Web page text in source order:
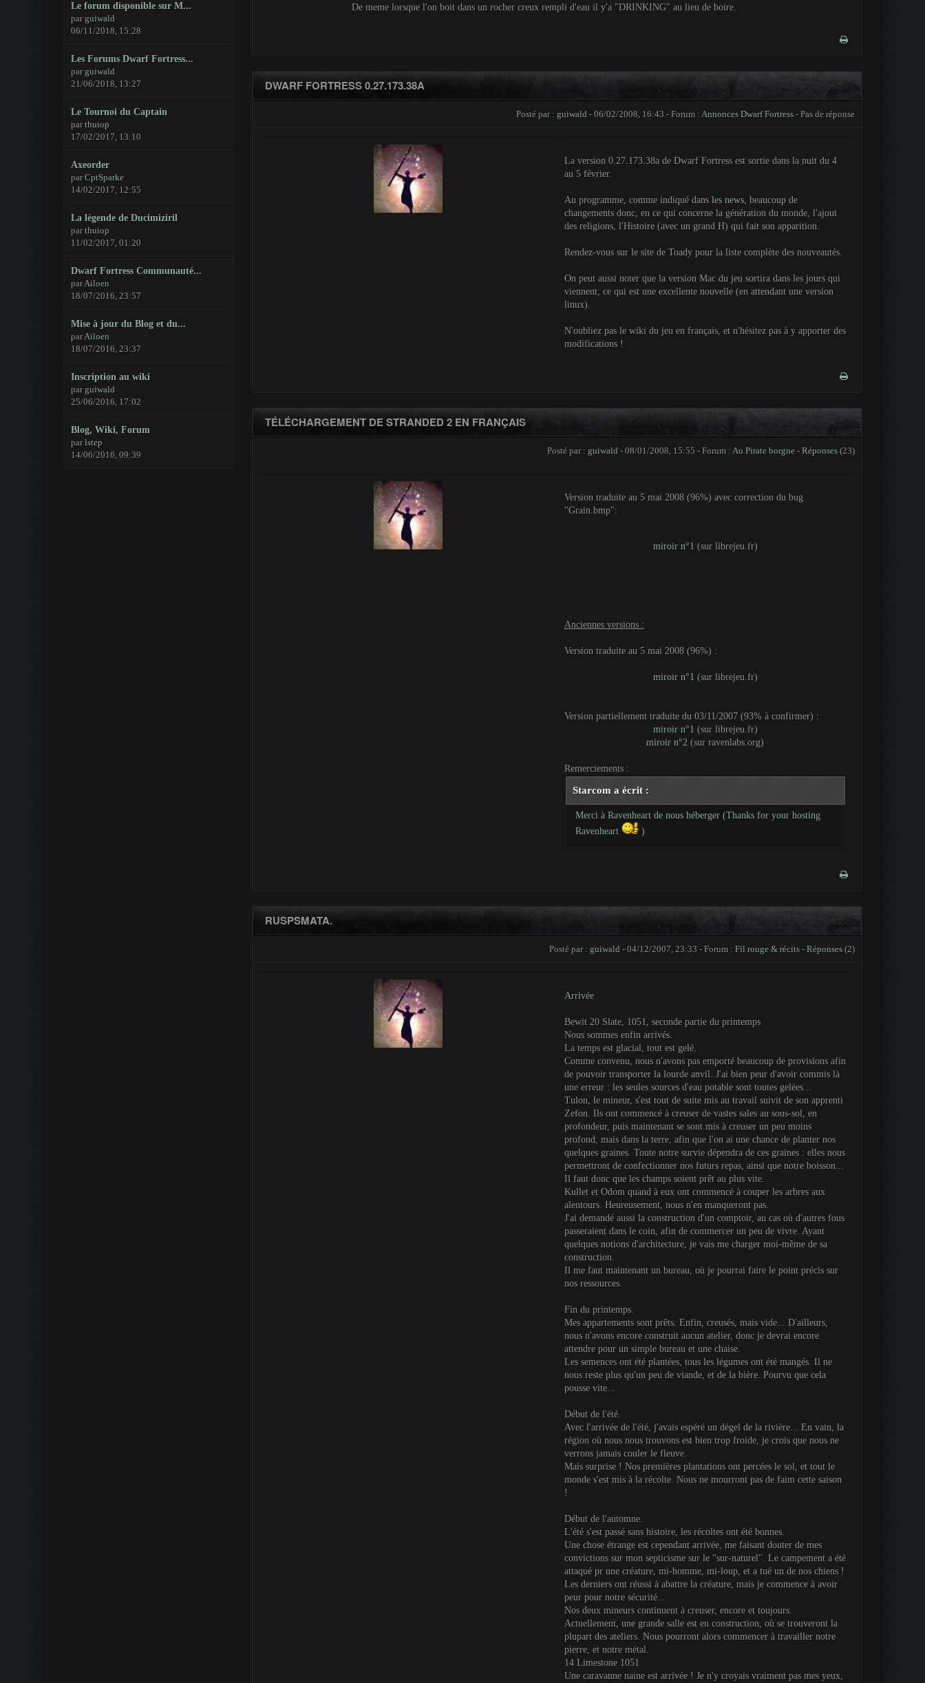
Le forum disponible sur M...
par guiwald
06/11/2018, 15:28
Les Forums Dwarf Fortress...
par guiwald
21/06/2018, 13:27
Le Tournoi du Captain
parthuiop
17/02/2017, 13:10
Axeorder
parCptSparke
14/02/2017, 12:55
La légende de Ducimiziril
parthuiop
11/02/2017, 01:20
Dwarf Fortress Communauté...
parAiloen
18/07/2016, 23:57
Mise à jour du Blog et du...
parAiloen
18/07/2016, 23:37
Inscription au wiki
par guiwald
25/06/2016, 17:02
Blog, Wiki, Forum
parlstep
14/06/2016, 09:39
De meme lorsque l'on boit dans un rocher creux rempli d'eau il y'a "DRINKING" au lieu de boire.
DWARF FORTRESS 0.27.173.38A
Posté par : guiwald - 06/02/2008, 16:43 - Forum : Annonces Dwarf Fortress - Pas de réponse
La version 0.27.173.38a de Dwarf Fortress est sortie dans la nuit du 4
au 5 février.
Au programme, comme indiqué dans les news, beaucoup de
changements donc, en ce qui concerne la génération du monde, l'ajout
des religions, l'Histoire (avec un grand H) qui fait son apparition.
Rendez-vous sur le site de Toady pour la liste complète des nouveautés.
On peut aussi noter que la version Mac du jeu sortira dans les jours qui
viennent, ce qui est une excellente nouvelle (en attendant une version
linux).
N'oubliez pas le wiki du jeu en français, et n'hésitez pas à y apporter des
modifications !
TÉLÉCHARGEMENT DE STRANDED 2 EN FRANÇAIS
Posté par : guiwald - 08/01/2008, 15:55 - Forum : Au Pirate borgne - Réponses(23)
Version traduite au 5 mai 2008 (96%) avec correction du bug
"Grain.bmp":
miroir n°1 (sur librejeu.fr)
Anciennes versions :
Version traduite au 5 mai 2008 (96%) :
miroir n°1 (sur librejeu.fr)
Version partiellement traduite du 03/11/2007 (93% à confirmer) :
miroir n°1 (sur librejeu.fr)
miroir n°2 (sur ravenlabs.org)
Remerciements :
Starcom a écrit :
Merci à Ravenheart de nous héberger (Thanks for your hosting
Ravenheart
)
RUSPSMATA.
Posté par : guiwald - 04/12/2007, 23:33 - Forum : Fil rouge & récits - Réponses(2)
Arrivée
Bewit 20 Slate, 1051, seconde partie du printemps
Nous sommes enfin arrivés.
La temps est glacial, tout est gelé.
Comme convenu, nous n'avons pas emporté beaucoup de provisions afin
de pouvoir transporter la lourde anvil. J'ai bien peur d'avoir commis là
une erreur : les seules sources d'eau potable sont toutes gelées...
Tulon, le mineur, s'est tout de suite mis au travail suivit de son apprenti
Zefon. Ils ont commencé à creuser de vastes sales au sous-sol, en
profondeur, puis maintenant se sont mis à creuser un peu moins
profond, mais dans la terre, afin que l'on ai une chance de planter nos
quelques graines. Toute notre survie dépendra de ces graines : elles nous
permettront de confectionner nos futurs repas, ainsi que notre boisson...
Il faut donc que les champs soient prêt au plus vite.
Kullet et Odom quand à eux ont commencé à couper les arbres aux
alentours. Heureusement, nous n'en manqueront pas.
J'ai demandé aussi la construction d'un comptoir, au cas où d'autres fous
passeraient dans le coin, afin de commercer un peu de vivre. Ayant
quelques notions d'architecture, je vais me charger moi-même de sa
construction.
Il me faut maintenant un bureau, où je pourrai faire le point précis sur
nos ressources.
Fin du printemps.
Mes appartements sont prêts. Enfin, creusés, mais vide... D'ailleurs,
nous n'avons encore construit aucun atelier, donc je devrai encore
attendre pour un simple bureau et une chaise.
Les semences ont été plantées, tous les légumes ont été mangés. Il ne
nous reste plus qu'un peu de viande, et de la bière. Pourvu que cela
pousse vite...
Début de l'été.
Avec l'arrivée de l'été, j'avais espéré un dégel de la rivière... En vain, la
région où nous nous trouvons est bien trop froide, je crois que nous ne
verrons jamais couler le fleuve.
Mais surprise ! Nos premières plantations ont percées le sol, et tout le
monde s'est mis à la récolte. Nous ne mourront pas de faim cette saison
!
Début de l'automne.
L'été s'est passé sans histoire, les récoltes ont été bonnes.
Une chose étrange est cependant arrivée, me faisant douter de mes
convictions sur mon septicisme sur le "sur-naturel". Le campement a été
attaqué pr une créature, mi-homme, mi-loup, et a tué un de nos chiens !
Les derniers ont réussi à abattre la créature, mais je commence à avoir
peur pour notre sécurité...
Nos deux mineurs continuent à creuser, encore et toujours.
Actuellement, une grande salle est en construction, où se trouveront la
plupart des ateliers. Nous pourront alors commencer à travailler notre
pierre, et notre métal.
14 Limestone 1051
Une caravanne naine est arrivée ! Je n'y croyais vraiment pas mes yeux,